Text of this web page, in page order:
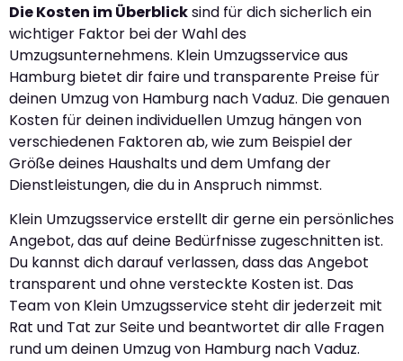
Die Kosten im Überblicksind für dich sicherlich ein
wichtiger Faktor bei der Wahl des
Umzugsunternehmens. Klein Umzugsservice aus
Hamburg bietet dir faire und transparente Preise für
deinen Umzug von Hamburg nach Vaduz. Die genauen
Kosten für deinen individuellen Umzug hängen von
verschiedenen Faktoren ab, wie zum Beispiel der
Größe deines Haushalts und dem Umfang der
Dienstleistungen, die du in Anspruch nimmst.
Klein Umzugsservice erstellt dir gerne ein persönliches
Angebot, das auf deine Bedürfnisse zugeschnitten ist.
Du kannst dich darauf verlassen, dass das Angebot
transparent und ohne versteckte Kosten ist. Das
Team von Klein Umzugsservice steht dir jederzeit mit
Rat und Tat zur Seite und beantwortet dir alle Fragen
rund um deinen Umzug von Hamburg nach Vaduz.